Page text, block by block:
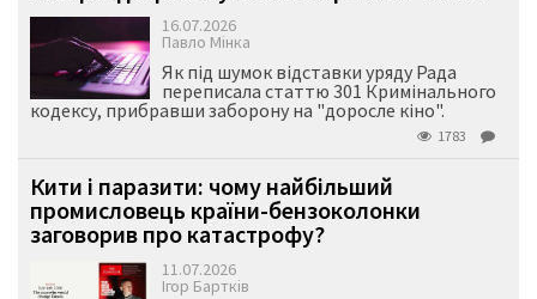
16.07.2026
Павло Мінка
Як під шумок відставки уряду Рада
переписала статтю 301 Кримінального
кодексу, прибравши заборону на "доросле кіно".
1783
Кити і паразити: чому найбільший
промисловець країни-бензоколонки
заговорив про катастрофу?
11.07.2026
Ігор Бартків